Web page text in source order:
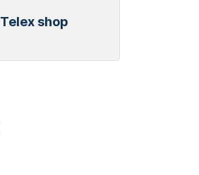
Telex shop